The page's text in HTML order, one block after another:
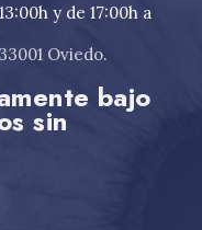
y de 17:00h a
Oviedo.
bajo
sin